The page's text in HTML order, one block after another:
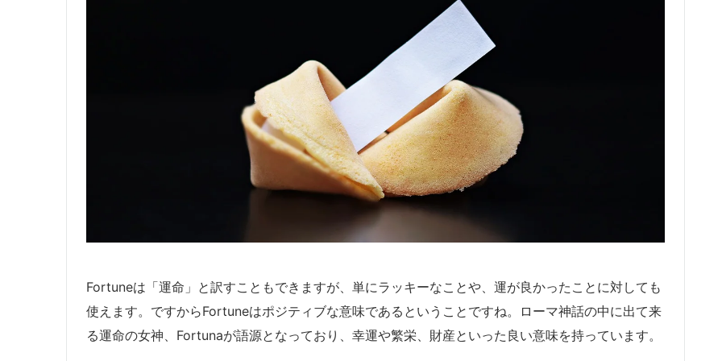
Fortuneは「運命」と訳すこともできますが、単にラッキーなことや、運が良かったことに対しても
使えます。ですからFortuneはポジティブな意味であるということですね。ローマ神話の中に出て来
る運命の女神、Fortunaが語源となっており、幸運や繁栄、財産といった良い意味を持っています。